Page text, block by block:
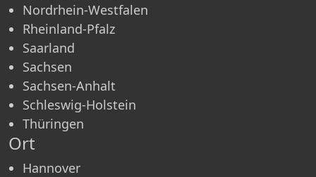
Nordrhein-Westfalen
Rheinland-Pfalz
Saarland
Sachsen
Sachsen-Anhalt
Schleswig-Holstein
Thüringen
Ort
Hannover